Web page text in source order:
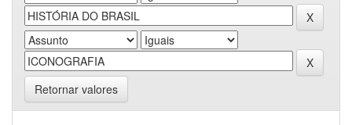
Retornar valores